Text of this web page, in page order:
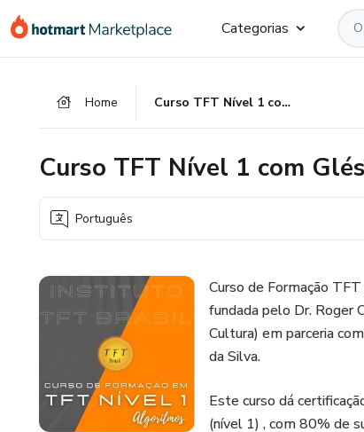
para
para
para
Categorias
Home Curso TFT Nível 1 com Glésia Evangelista da Silva (2997)
Curso TFT Nível 1 com
Português
Curso de Formação
fundada pelo Dr. Roger
Cultura) em parceria
da Silva.
Este curso dá
(nível 1) , com 80% de